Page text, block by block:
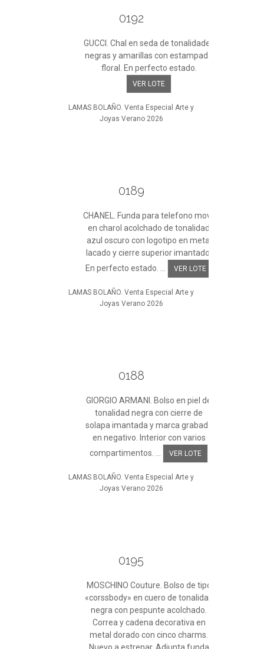
0192
GUCCI. Chal en seda de tonalidades
negras y amarillas con estampado
floral. En perfecto estado.
VER LOTE
LAMAS BOLAÑO. Venta Especial Arte y
Joyas Verano 2026
0189
CHANEL. Funda para telefono movil
en charol acolchado de tonalidad
azul oscuro con logotipo en metal
lacado y cierre superior imantado.
En perfecto estado. ...
VER LOTE
LAMAS BOLAÑO. Venta Especial Arte y
Joyas Verano 2026
0188
GIORGIO ARMANI. Bolso en piel de
tonalidad negra con cierre de
solapa imantada y marca grabada
en negativo. Interior con varios
compartimentos. ...
VER LOTE
LAMAS BOLAÑO. Venta Especial Arte y
Joyas Verano 2026
0195
MOSCHINO Couture. Bolso de tipo
«corssbody» en cuero de tonalidad
negra con pespunte acolchado.
Correa y cadena decorativa en
metal dorado con cinco charms.